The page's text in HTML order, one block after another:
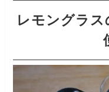
レモングラス